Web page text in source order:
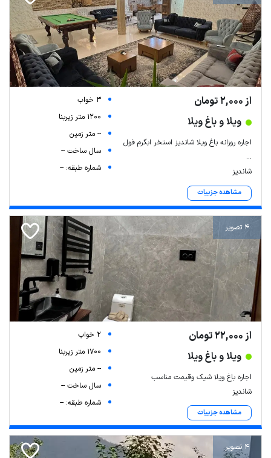
از 2,000 تومان
ویلا و باغ ویلا
اجاره روزانه باغ ویلا شاندیز استخر ابگرم فول
...
شاندیز
مشاهده جزییات
3 خواب
1200 متر زیربنا
-- متر زمین
سال ساخت --
شماره طبقه: --
4 تصویر
از 22,000 تومان
ویلا و باغ ویلا
اجاره باغ ویلا شیک وقیمت مناسب
شاندیز
مشاهده جزییات
2 خواب
1700 متر زیربنا
-- متر زمین
سال ساخت --
شماره طبقه: --
4 تصویر